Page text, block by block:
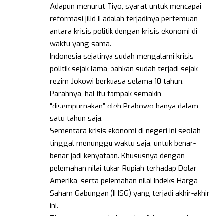
Adapun menurut Tiyo, syarat untuk mencapai
reformasi jilid II adalah terjadinya pertemuan
antara krisis politik dengan krisis ekonomi di
waktu yang sama.
Indonesia sejatinya sudah mengalami krisis
politik sejak lama, bahkan sudah terjadi sejak
rezim Jokowi berkuasa selama 10 tahun.
Parahnya, hal itu tampak semakin
“disempurnakan” oleh Prabowo hanya dalam
satu tahun saja.
Sementara krisis ekonomi di negeri ini seolah
tinggal menunggu waktu saja, untuk benar-
benar jadi kenyataan. Khususnya dengan
pelemahan nilai tukar Rupiah terhadap Dolar
Amerika, serta pelemahan nilai Indeks Harga
Saham Gabungan (IHSG) yang terjadi akhir-akhir
ini.